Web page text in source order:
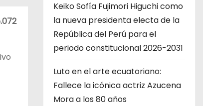
Keiko Sofía Fujimori Higuchi como
la nueva presidenta electa de la
República del Perú para el
periodo constitucional 2026-2031
Luto en el arte ecuatoriano:
Fallece la icónica actriz Azucena
Mora a los 80 años